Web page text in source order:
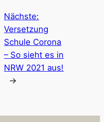
Nächste:
Versetzung
Schule Corona
– So sieht es in
NRW 2021 aus!
→